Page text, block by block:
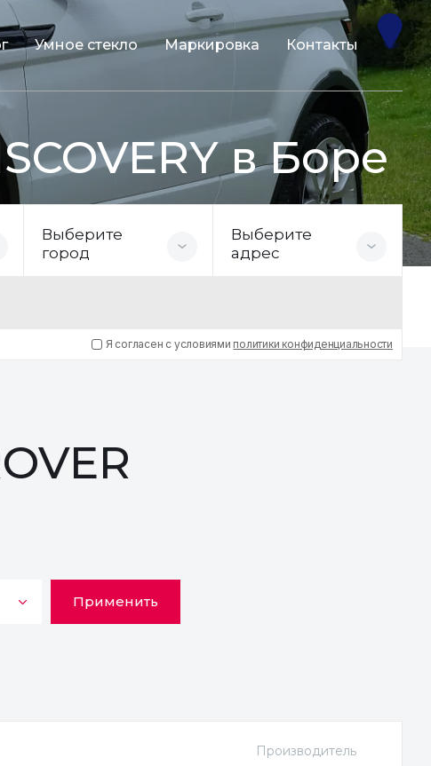
Умное стекло Маркировка Контакты
в Боре
Выберите
город
Выберите
адрес
Я согласен с условиями политики конфиденциальности
Применить
Производитель